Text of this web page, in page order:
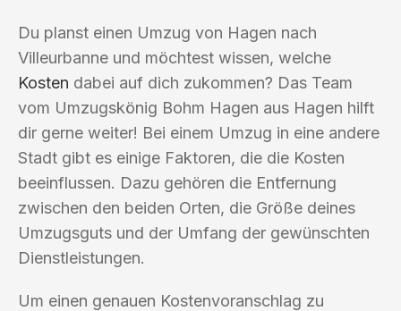
Du planst einen Umzug von Hagen nach
Villeurbanne und möchtest wissen, welche
Kosten dabei auf dich zukommen? Das Team
vom Umzugskönig Bohm Hagen aus Hagen hilft
dir gerne weiter! Bei einem Umzug in eine andere
Stadt gibt es einige Faktoren, die die Kosten
beeinflussen. Dazu gehören die Entfernung
zwischen den beiden Orten, die Größe deines
Umzugsguts und der Umfang der gewünschten
Dienstleistungen.
Um einen genauen Kostenvoranschlag zu